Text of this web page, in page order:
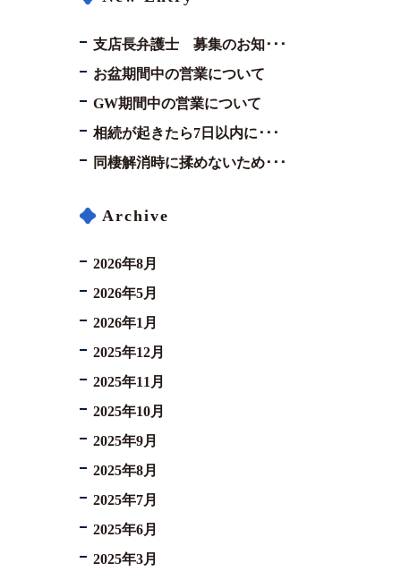
支店長弁護士 募集のお知･･･
お盆期間中の営業について
GW期間中の営業について
相続が起きたら7日以内に･･･
同棲解消時に揉めないため･･･
Archive
2026年8月
2026年5月
2026年1月
2025年12月
2025年11月
2025年10月
2025年9月
2025年8月
2025年7月
2025年6月
2025年3月